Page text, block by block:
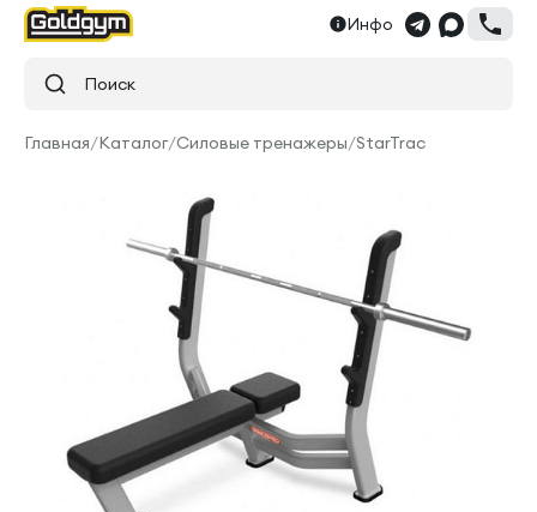
Инфо
Поиск
Главная/Каталог/Силовые тренажеры/StarTrac